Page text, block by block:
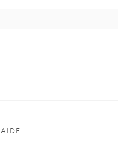
AIDE